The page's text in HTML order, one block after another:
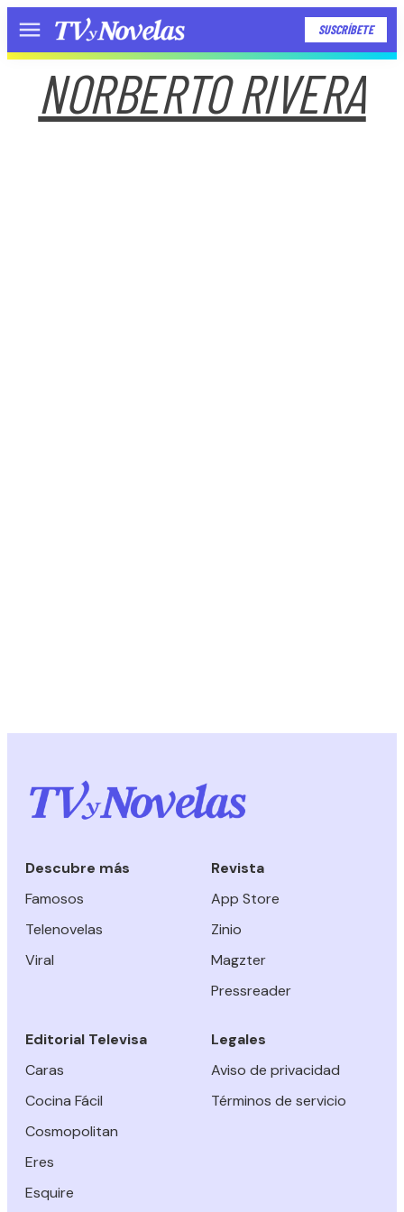
Menú SUSCRÍBETE
NORBERTO RIVERA
Descubre más
Famosos
Telenovelas
Viral
Revista
App Store
Zinio
Magzter
Pressreader
Editorial Televisa
Caras
Cocina Fácil
Cosmopolitan
Eres
Esquire
Legales
Aviso de privacidad
Términos de servicio